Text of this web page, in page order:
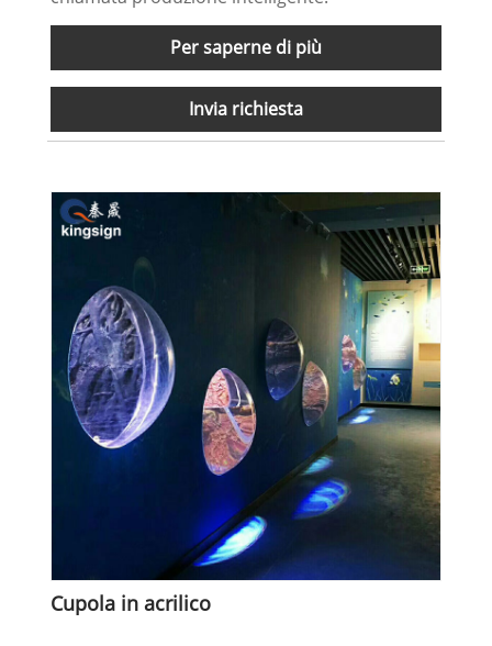
Per saperne di più
Invia richiesta
Cupola in acrilico